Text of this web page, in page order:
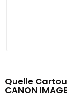
Quelle
CANON